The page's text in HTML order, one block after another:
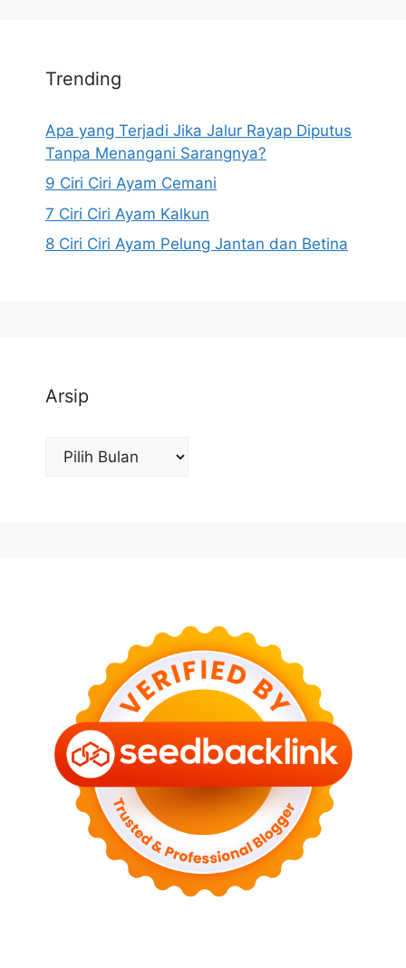
Trending
Apa yang Terjadi Jika Jalur Rayap Diputus
Tanpa Menangani Sarangnya?
9 Ciri Ciri Ayam Cemani
7 Ciri Ciri Ayam Kalkun
8 Ciri Ciri Ayam Pelung Jantan dan Betina
Arsip
Arsip